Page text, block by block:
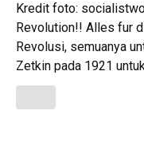
Kredit foto:
Revolution!! Alles fur
Revolusi, semuanya
Zetkin pada 1921